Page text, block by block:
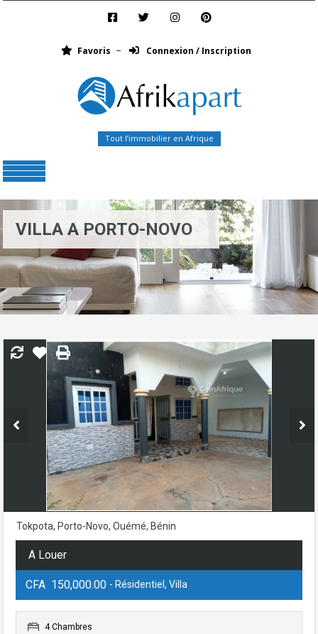
Favoris Connexion / Inscription
Tout l’immobilier en Afrique
VILLA A PORTO-NOVO
Tokpota, Porto-Novo, Ouémé, Bénin
A Louer
CFA 150,000.00 - Résidentiel, Villa
4 Chambres